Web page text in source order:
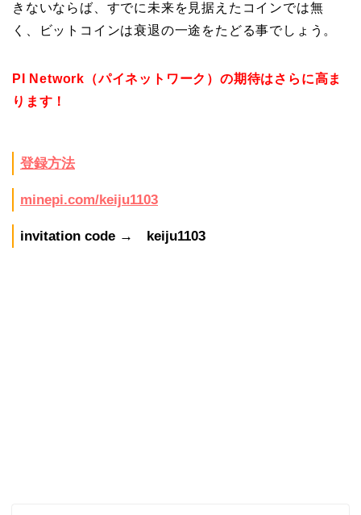
きないならば、すでに未来を見据えたコインでは無
く、ビットコインは衰退の一途をたどる事でしょう。
PI Network（パイネットワーク）の期待はさらに高ま
ります！
登録方法
minepi.com/keiju1103
invitation code → keiju1103